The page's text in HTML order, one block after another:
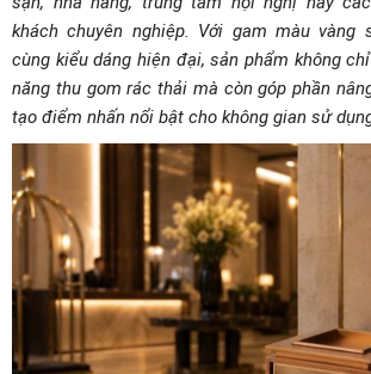
khách chuyên nghiệp. Với gam màu vàng
cùng kiểu dáng hiện đại, sản phẩm không
năng thu gom rác thải mà còn góp phần
tạo điểm nhấn nổi bật cho không gian sử